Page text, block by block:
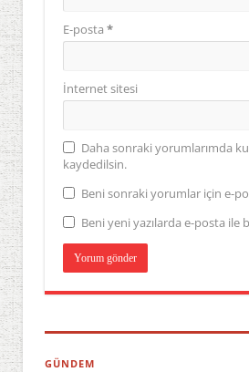
E-posta *
İnternet sitesi
Daha sonraki yorumlarımda
kaydedilsin.
Beni sonraki yorumlar için e-
Beni yeni yazılarda e-posta ile
GÜNDEM